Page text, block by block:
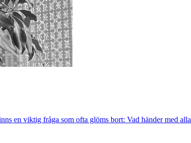
en viktig fråga som ofta glöms bort: Vad händer med